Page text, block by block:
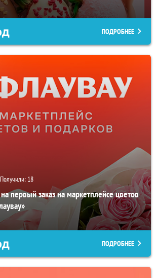
ПОДРОБНЕЕ
Получили: 18
первый заказ на маркетплейсе цветов
ПОДРОБНЕЕ